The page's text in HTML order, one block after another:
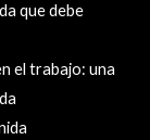
que debe
el trabajo: una